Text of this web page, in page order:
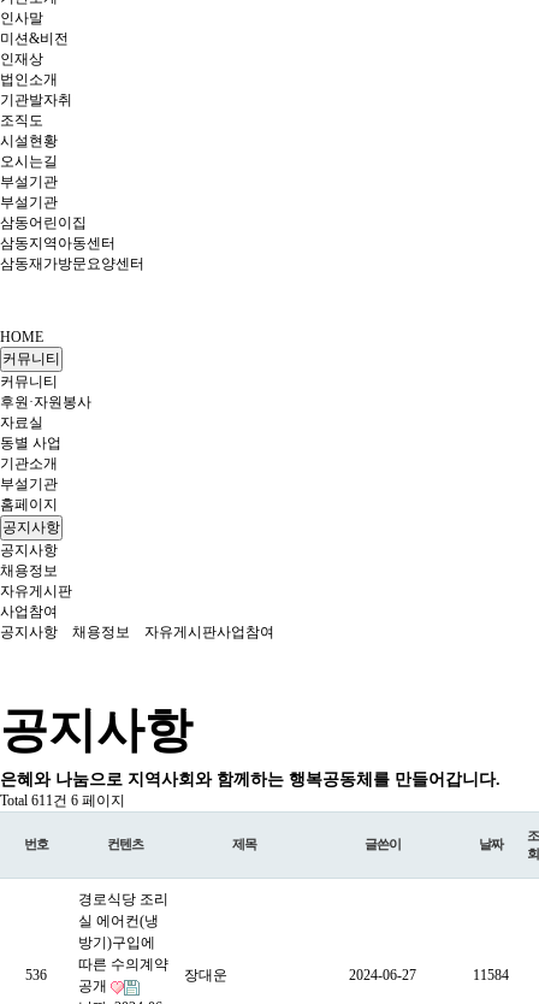
인사말
미션&비전
인재상
법인소개
기관발자취
조직도
시설현황
오시는길
부설기관
부설기관
삼동어린이집
삼동지역아동센터
삼동재가방문요양센터
HOME
커뮤니티
커뮤니티
후원·자원봉사
자료실
동별 사업
기관소개
부설기관
홈페이지
공지사항
공지사항
채용정보
자유게시판
사업참여
공지사항
채용정보 자유게시판사업참여
공지사항
은혜와 나눔으로 지역사회와 함께하는 행복공동체를 만들어갑니다.
Total 611건 6 페이지
번호 컨텐츠 제목 글쓴이 날짜
조
회
536
경로식당 조리
실 에어컨(냉
방기)구입에
따른 수의계약
공개
장대운 2024-06-27 11584